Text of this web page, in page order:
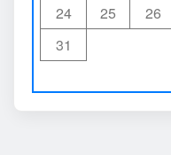
24
25 26
31